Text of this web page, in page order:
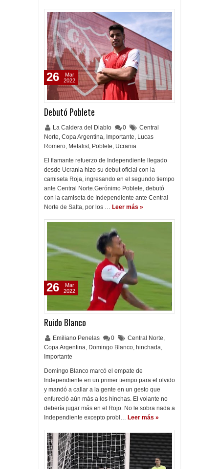
Debutó Poblete
La Caldera del Diablo 0
Central
Norte, Copa Argentina, Importante, Lucas
Romero, Metalist, Poblete, Ucrania
El flamante refuerzo de Independiente llegado
desde Ucrania hizo su debut oficial con la
camiseta Roja, ingresando en el segundo tiempo
ante Central Norte.Gerónimo Poblete, debutó
con la camiseta de Independiente ante Central
Norte de Salta, por los … Leer más »
26
Mar
2022
Ruido Blanco
Emiliano Penelas 0 Central Norte,
Copa Argentina, Domingo Blanco, hinchada,
Importante
Domingo Blanco marcó el empate de
Independiente en un primer tiempo para el olvido
y mandó a callar a la gente en un gesto que
enfureció aún más a los hinchas. El volante no
debería jugar más en el Rojo. No le sobra nada a
Independiente excepto probl… Leer más »
26
Mar
2022